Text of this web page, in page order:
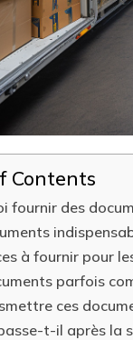
Contents
fournir des
à fournir pour
parfois
ces
t-il après la